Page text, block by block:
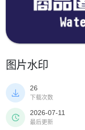
图片水印

26
下载次数

2026-07-11
最后更新